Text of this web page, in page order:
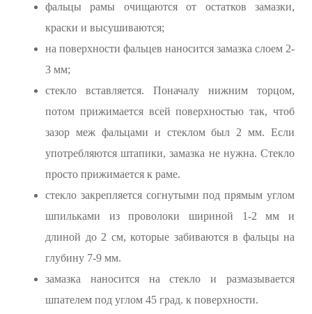
фальцы рамы очищаются от остатков замазки,
краски и высушиваются;
на поверхности фальцев наносится замазка слоем 2-
3 мм;
стекло вставляется. Поначалу нижним торцом,
потом прижимается всей поверхностью так, чтоб
зазор меж фальцами и стеклом был 2 мм. Если
употребляются штапики, замазка не нужна. Стекло
просто прижимается к раме.
стекло закрепляется согнутыми под прямым углом
шпильками из проволоки шириной 1-2 мм и
длиной до 2 см, которые забиваются в фальцы на
глубину 7-9 мм.
замазка наносится на стекло и размазывается
шпателем под углом 45 град. к поверхности.